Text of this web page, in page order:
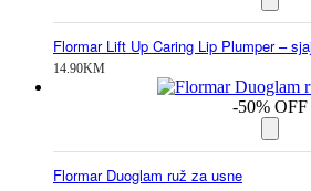
Flormar Lift Up Caring Lip Plumper –
14.90KM
-50% OFF
Flormar Duoglam ruž za usne